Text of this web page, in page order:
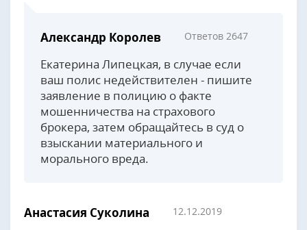
Александр Королев Ответов 2647
Екатерина Липецкая, в случае если
ваш полис недействителен - пишите
заявление в полицию о факте
мошенничества на страхового
брокера, затем обращайтесь в суд о
взыскании материального и
морального вреда.
Анастасия Суколина 12.12.2019